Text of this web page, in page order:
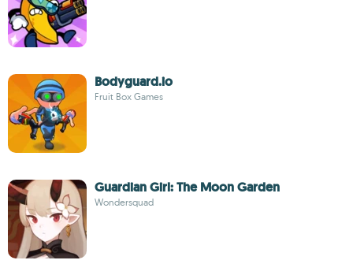
Bodyguard.io
Fruit Box Games
Guardian Girl: The Moon Garden
Wondersquad